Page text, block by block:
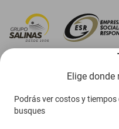
Elige donde
Podrás ver costos y
busques